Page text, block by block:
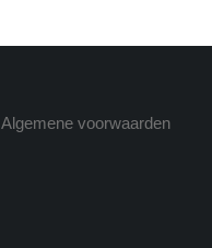
Algemene voorwaarden